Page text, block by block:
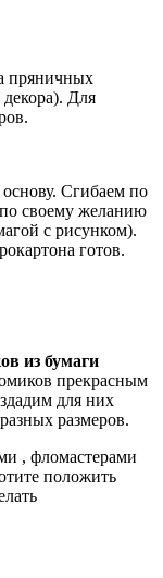
пряничных
Для
Сгибаем по
своему желанию
с рисунком).
готов.
из бумаги
прекрасным
для них
размеров.
, фломастерами
положить